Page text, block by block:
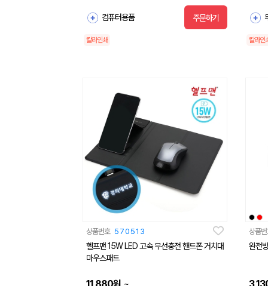
컴퓨터용품 주문하기
칼라인쇄 칼라인
상품번호 570513
헬프맨 15W LED 고속 무선충전 핸드폰 거치대
마우스패드
~
상품
완전